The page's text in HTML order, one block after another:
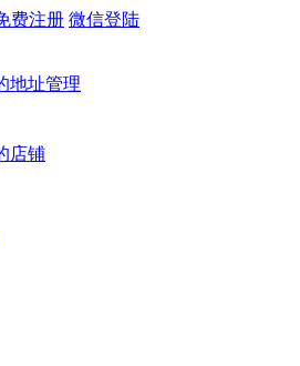
费注册 微信登陆
地址管理
店铺